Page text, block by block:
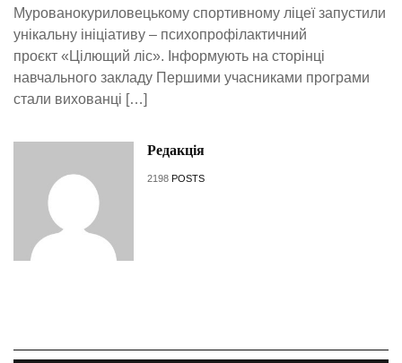
Мурованокуриловецькому спортивному ліцеї запустили
унікальну ініціативу – психопрофілактичний
проєкт «Цілющий ліс». Інформують на сторінці
навчального закладу Першими учасниками програми
стали вихованці […]
Редакція
2198 POSTS